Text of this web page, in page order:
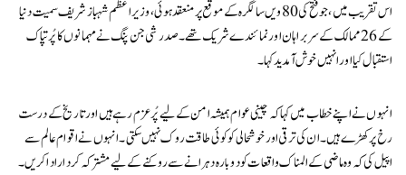
اس تقریب میں، جو فتح کی 80 ویں سالگرہ کے موقع پر منعقد ہوئی، وزیراعظم شہباز شریف سمیت دنیا
کے 26 ممالک کے سربراہان اور نمائندے شریک تھے۔ صدر شی جن پنگ نے مہمانوں کا پُرتپاک
استقبال کیا اور انہیں خوش آمدید کہا۔
انہوں نے اپنے خطاب میں کہا کہ چینی عوام ہمیشہ امن کے لیے پُرعزم رہے ہیں اور تاریخ کے درست
رخ پر کھڑے ہیں۔ ان کی ترقی اور خوشحالی کو کوئی طاقت روک نہیں سکتی۔ انہوں نے اقوام عالم سے
اپیل کی کہ وہ ماضی کے المناک واقعات کو دوبارہ دہرانے سے روکنے کے لیے مشترکہ کردار ادا کریں۔